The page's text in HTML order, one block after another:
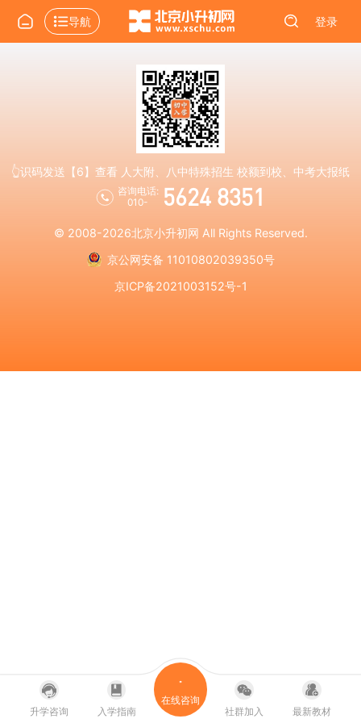
导航 登录
👆识码发送【6】查看 人大附、八中特殊招生 校额到校、中考大报纸
咨询电话:
010-
5624 8351
© 2008-2026北京小升初网 All Rights Reserved.
京公网安备 11010802039350号
京ICP备2021003152号-1
升学咨询 入学指南
在线咨询
社群加入
最新教材